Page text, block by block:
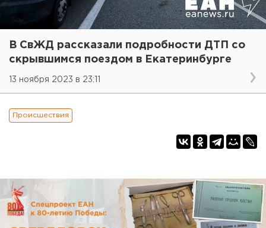
В СвЖД рассказали подробности ДТП со
скрывшимся поездом в Екатеринбурге
13 ноября 2023 в 23:11
Происшествия